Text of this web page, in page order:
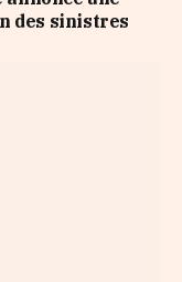
des sinistres